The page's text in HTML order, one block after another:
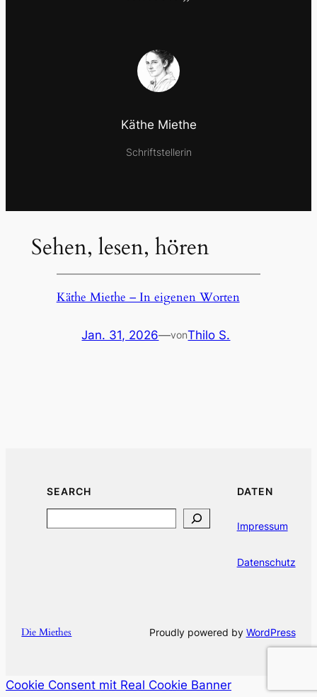
Käthe Miethe
Schriftstellerin
Sehen, lesen, hören
Käthe Miethe – In eigenen Worten
Jan. 31, 2026—vonThilo S.
SEARCH DATEN
Impressum
Datenschutz
Die Miethes Proudly powered by WordPress
Cookie Consent mit Real Cookie Banner